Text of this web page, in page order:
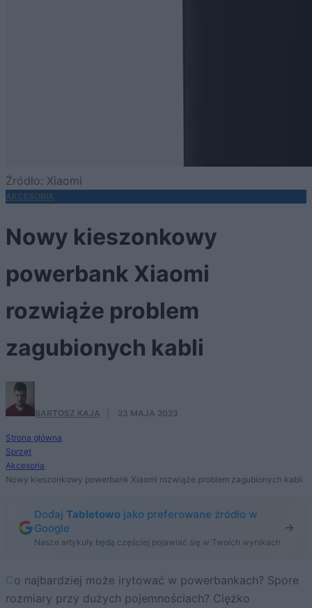
Źródło: Xiaomi
AKCESORIA
Nowy kieszonkowy
powerbank Xiaomi
rozwiąże problem
zagubionych kabli
BARTOSZ KAJA 23 MAJA 2023
Strona główna
Sprzęt
Akcesoria
Nowy kieszonkowy powerbank Xiaomi rozwiąże problem zagubionych kabli
Dodaj Tabletowo jako preferowane źródło w
Google
Nasze artykuły będą częściej pojawiać się w Twoich wynikach
Co najbardziej może irytować w powerbankach? Spore
rozmiary przy dużych pojemnościach? Ciężko